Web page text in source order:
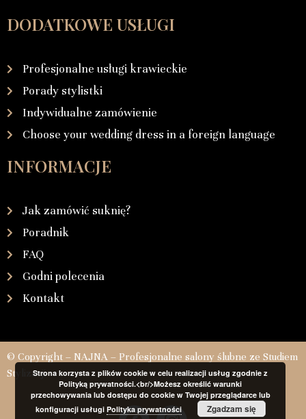
DODATKOWE USŁUGI
Profesjonalne usługi krawieckie
Porady stylistki
Indywidualne zamówienie
Choose your wedding dress in a foreign language
INFORMACJE
Jak zamówić suknię?
Poradnik
FAQ
Godni polecenia
Kontakt
© Copyright – NAJNA – Profesjonalne salony ślubne ze Studiem
StylizacjiStrona korzysta z plików cookie w celu realizacji usług zgodnie z
Polityką prywatności.<br/>Możesz określić warunki
przechowywania lub dostępu do cookie w Twojej przeglądarce lub
konfiguracji usługi Polityka prywatności Zgadzam się